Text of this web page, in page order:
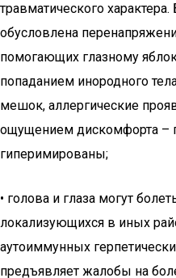
травматического
обусловлена
помогающих глазному
попаданием инородного
мешок, аллергические
ощущением дискомфорта –
гиперимированы;
• голова и глаза могут
локализующихся в иных
аутоиммунных
предъявляет жалобы на